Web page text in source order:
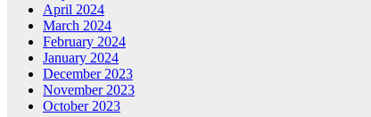
April 2024
March 2024
February 2024
January 2024
December 2023
November 2023
October 2023